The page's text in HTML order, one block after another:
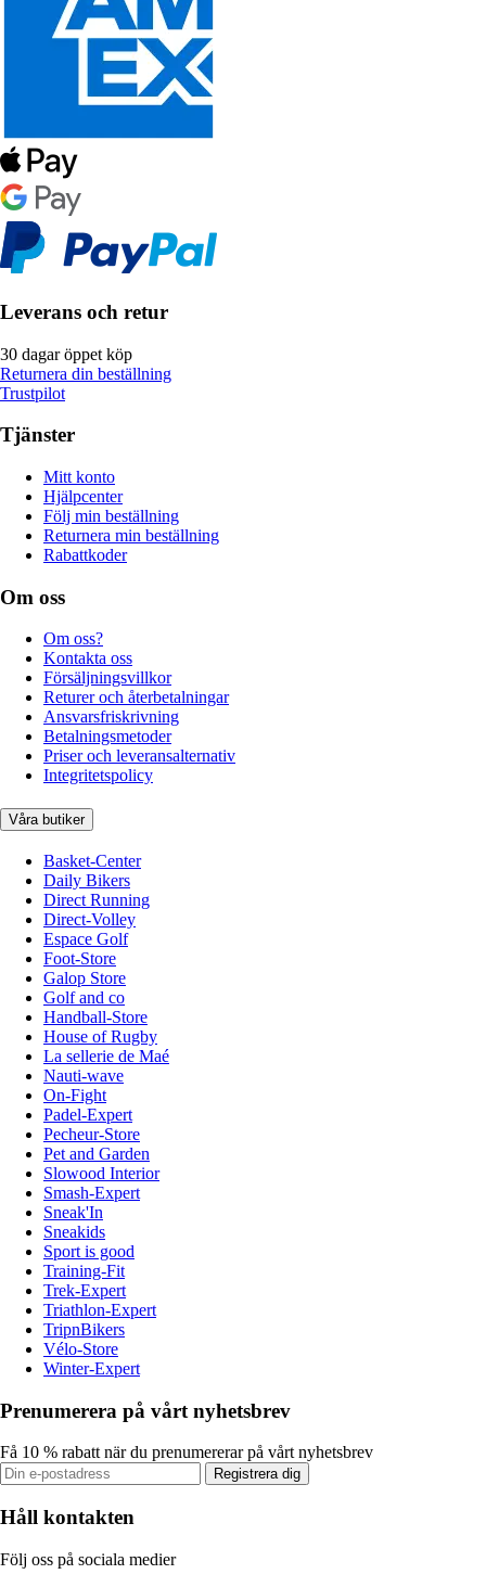
Leverans och retur
30 dagar öppet köp
Returnera din beställning
Trustpilot
Tjänster
Mitt konto
Hjälpcenter
Följ min beställning
Returnera min beställning
Rabattkoder
Om oss
Om oss?
Kontakta oss
Försäljningsvillkor
Returer och återbetalningar
Ansvarsfriskrivning
Betalningsmetoder
Priser och leveransalternativ
Integritetspolicy
Våra butiker
Basket-Center
Daily Bikers
Direct Running
Direct-Volley
Espace Golf
Foot-Store
Galop Store
Golf and co
Handball-Store
House of Rugby
La sellerie de Maé
Nauti-wave
On-Fight
Padel-Expert
Pecheur-Store
Pet and Garden
Slowood Interior
Smash-Expert
Sneak'In
Sneakids
Sport is good
Training-Fit
Trek-Expert
Triathlon-Expert
TripnBikers
Vélo-Store
Winter-Expert
Prenumerera på vårt nyhetsbrev
Få 10 % rabatt när du prenumererar på vårt nyhetsbrev
Registrera dig
Håll kontakten
Följ oss på sociala medier